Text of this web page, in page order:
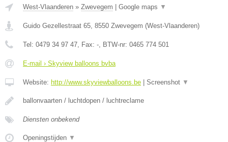
West-Vlaanderen » Zwevegem | Google maps ▼
Guido Gezellestraat 65 8550 Zwevegem (West-Vlaanderen)
Tel: 0479 34 97 47 , Fax: - , BTW-nr: 0465 774 501
E-mail › Skyview balloons bvba
Website: http://www.skyviewballoons.be | Screenshot ▼
ballonvaarten / luchtdopen / luchtreclame
Diensten onbekend
Openingstijden ▼